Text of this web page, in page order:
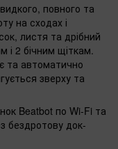
повного та
на сходах і
листя та дрібний
і 2 бічним щіткам.
та автоматично
зверху та
Beatbot по Wi-Fi та
бездротову док-